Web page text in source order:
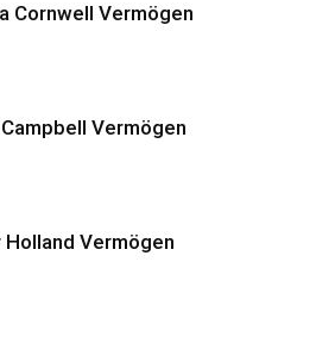
Cornwell Vermögen
Vermögen
Vermögen